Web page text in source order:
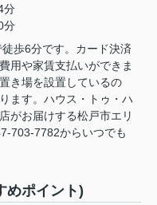
分
分
歩6分です。カード決済
用や家賃支払いができま
き場を設置しているの
ます。ハウス・トゥ・ハ
がお届けする松戸市エリ
703-7782からいつでも
めポイント)